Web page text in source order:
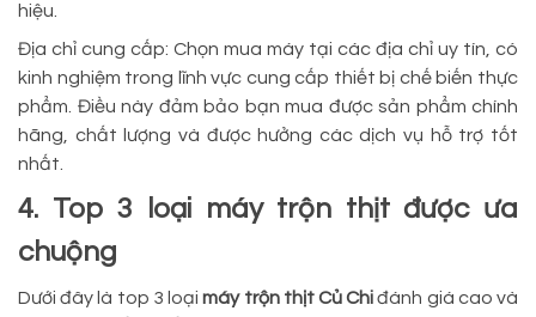
hiệu.
Địa chỉ cung cấp: Chọn mua máy tại các địa chỉ uy tín, có
kinh nghiệm trong lĩnh vực cung cấp thiết bị chế biến thực
phẩm. Điều này đảm bảo bạn mua được sản phẩm chính
hãng, chất lượng và được hưởng các dịch vụ hỗ trợ tốt
nhất.
4. Top 3 loại máy trộn thịt được ưa
chuộng
Dưới đây là top 3 loạimáy trộn thịt Củ Chiđánh giá cao và